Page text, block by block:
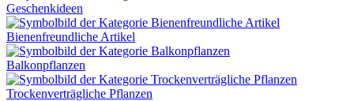
Geschenkideen
Bienenfreundliche Artikel
Balkonpflanzen
Trockenverträgliche Pflanzen